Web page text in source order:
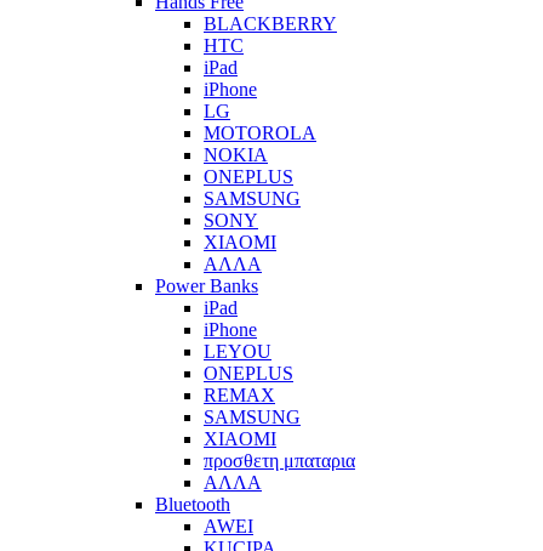
BLACKBERRY
HTC
iPad
iPhone
LG
MOTOROLA
NOKIA
ONEPLUS
SAMSUNG
SONY
XIAOMI
ΑΛΛΑ
Power Banks
iPad
iPhone
LEYOU
ONEPLUS
REMAX
SAMSUNG
XIAOMI
προσθετη μπαταρια
ΑΛΛΑ
Bluetooth
AWEI